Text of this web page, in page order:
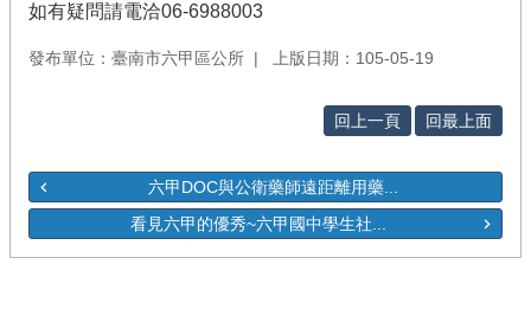
如有疑問請電洽06-6988003
發布單位：臺南市六甲區公所 上版日期：105-05-19
回上一頁 回最上面
六甲DOC與公衛藥師遠距離用藥...
看見六甲的優秀~六甲國中學生社...